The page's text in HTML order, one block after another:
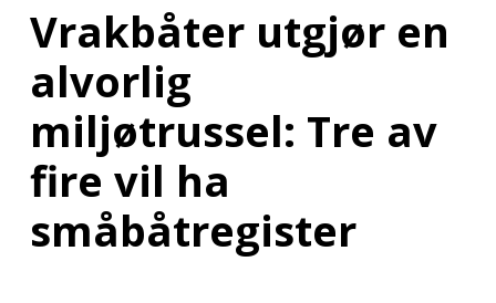
Vrakbåter utgjør en
alvorlig
miljøtrussel: Tre av
fire vil ha
småbåtregister